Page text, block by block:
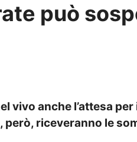
può
vivo anche l’attesa
riceveranno le